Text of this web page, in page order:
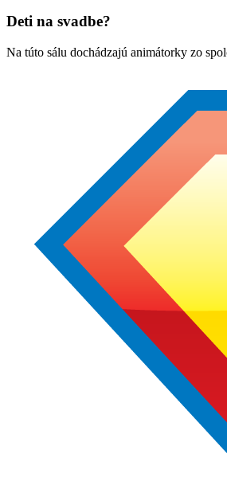
Deti na svadbe?
Na túto sálu dochádzajú animátorky zo